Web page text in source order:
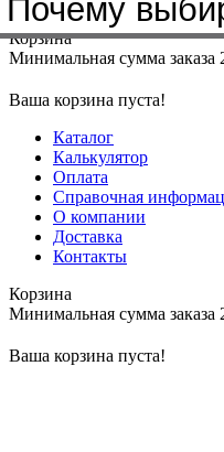
Меню+7(4912)50-37-50
Корзина
Минимальная сумма заказа
Ваша корзина пуста!
Каталог
Калькулятор
Оплата
Справочная
О компании
Доставка
Контакты
Корзина
Минимальная сумма заказа
Ваша корзина пуста!
Почему